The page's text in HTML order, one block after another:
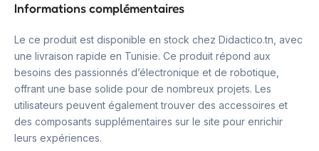
Informations complémentaires
Le ce produit est disponible en stock chez Didactico.tn, avec
une livraison rapide en Tunisie. Ce produit répond aux
besoins des passionnés d’électronique et de robotique,
offrant une base solide pour de nombreux projets. Les
utilisateurs peuvent également trouver des accessoires et
des composants supplémentaires sur le site pour enrichir
leurs expériences.